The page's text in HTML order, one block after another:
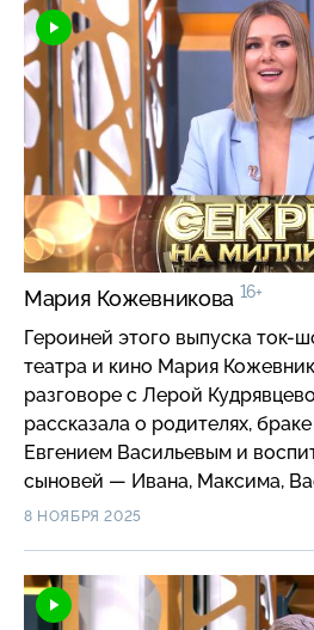
растопить сердце супруги, а
рецептами семейного счастья. В финале программы
гость традиционно получил
непростым вопросом.
удалось выяснить
удивила, и он серьезно
ли пора расстаться с одной
Мария Кожевникова 16+
Героиней этого выпуска ток-
театра и кино Мария
разговоре с Лерой
рассказала о родителях,
Евгением Васильевым и
сыновей — Ивана, Максима,
а также о работе в кино и на
и коллеги: Янина Студилина,
Довлатова, Яна Батыршина,
8 НОЯБРЯ 2025